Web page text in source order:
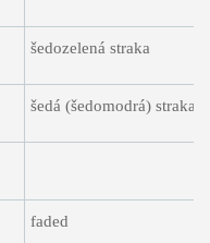
šedozelená straka
šedá (šedomodrá) straka
faded